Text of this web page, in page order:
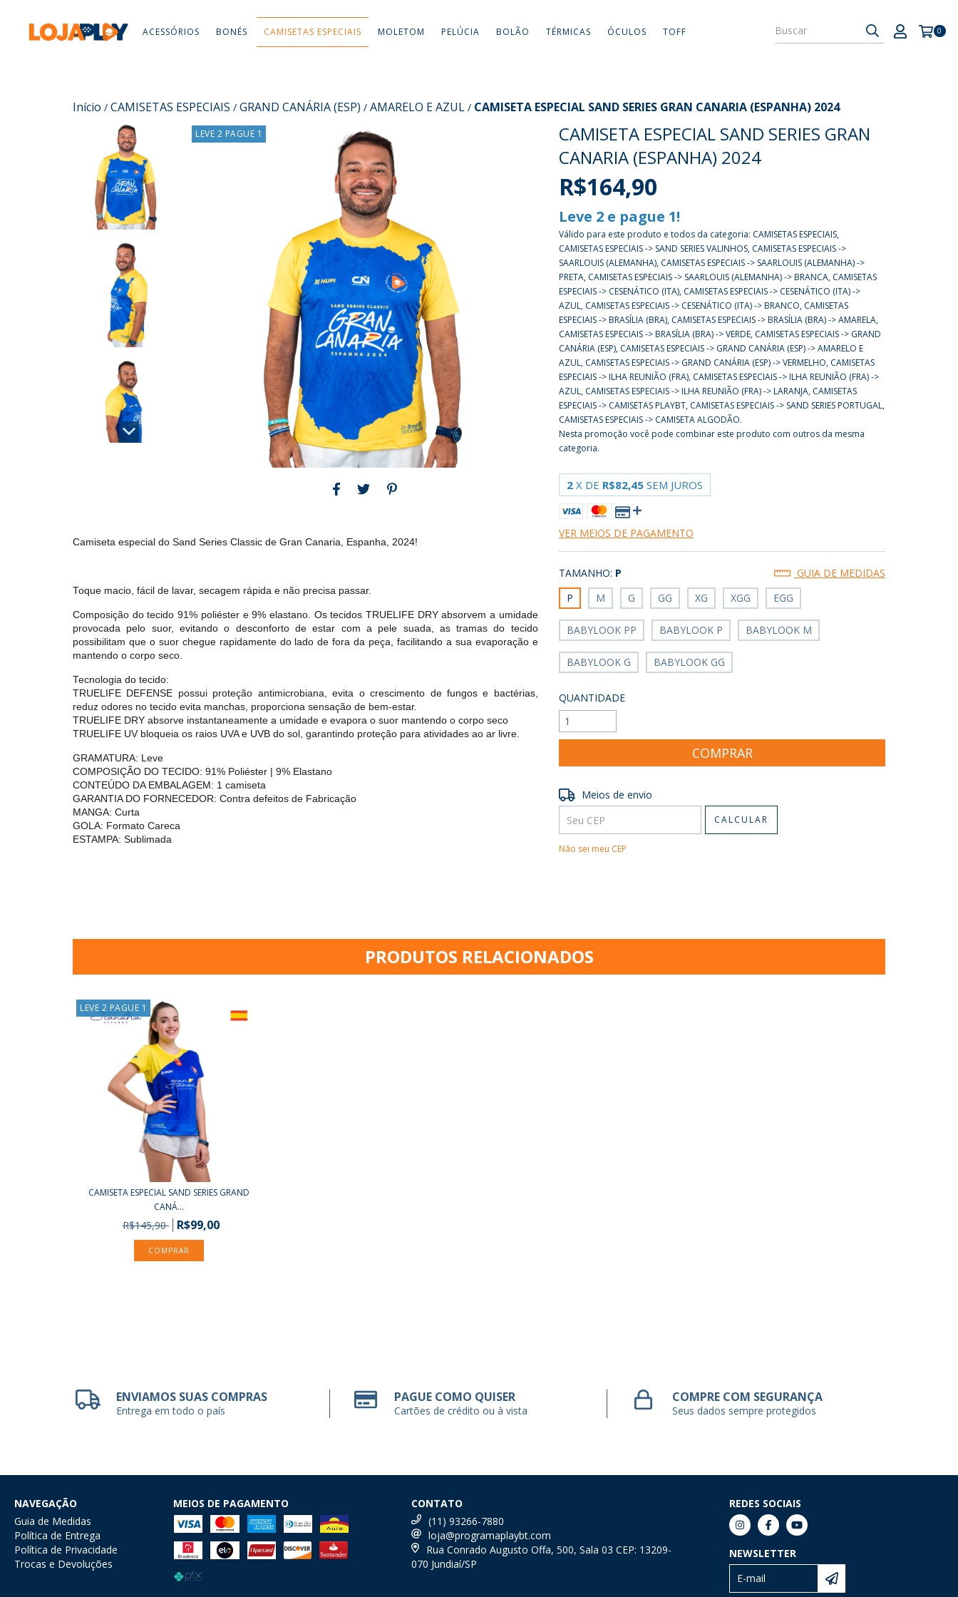
ACESSÓRIOS BONÉS CAMISETAS ESPECIAIS MOLETOM PELÚCIA BOLÃO TÉRMICAS ÓCULOS TOFF 0
Início / CAMISETAS ESPECIAIS / GRAND CANÁRIA (ESP) / AMARELO E AZUL / CAMISETA ESPECIAL SAND SERIES GRAN CANARIA (ESPANHA) 2024
LEVE 2 PAGUE 1
Camiseta especial do Sand Series Classic de Gran Canaria, Espanha, 2024!
Toque macio, fácil de lavar, secagem rápida e não precisa passar.
Composição do tecido 91% poliéster e 9% elastano. Os tecidos TRUELIFE DRY absorvem a umidade
provocada pelo suor, evitando o desconforto de estar com a pele suada, as tramas do tecido
possibilitam que o suor chegue rapidamente do lado de fora da peça, facilitando a sua evaporação e
mantendo o corpo seco.
Tecnologia do tecido:
TRUELIFE DEFENSE possui proteção antimicrobiana, evita o crescimento de fungos e bactérias,
reduz odores no tecido evita manchas, proporciona sensação de bem-estar.
TRUELIFE DRY absorve instantaneamente a umidade e evapora o suor mantendo o corpo seco
TRUELIFE UV bloqueia os raios UVA e UVB do sol, garantindo proteção para atividades ao ar livre.
GRAMATURA: Leve
COMPOSIÇÃO DO TECIDO: 91% Poliéster | 9% Elastano
CONTEÚDO DA EMBALAGEM: 1 camiseta
GARANTIA DO FORNECEDOR: Contra defeitos de Fabricação
MANGA: Curta
GOLA: Formato Careca
ESTAMPA: Sublimada
CAMISETA ESPECIAL SAND SERIES GRAN
CANARIA (ESPANHA) 2024
R$164,90
Leve 2 e pague 1!
Válido para este produto e todos da categoria: CAMISETAS ESPECIAIS,
CAMISETAS ESPECIAIS -> SAND SERIES VALINHOS, CAMISETAS ESPECIAIS ->
SAARLOUIS (ALEMANHA), CAMISETAS ESPECIAIS -> SAARLOUIS (ALEMANHA) ->
PRETA, CAMISETAS ESPECIAIS -> SAARLOUIS (ALEMANHA) -> BRANCA, CAMISETAS
ESPECIAIS -> CESENÁTICO (ITA), CAMISETAS ESPECIAIS -> CESENÁTICO (ITA) ->
AZUL, CAMISETAS ESPECIAIS -> CESENÁTICO (ITA) -> BRANCO, CAMISETAS
ESPECIAIS -> BRASÍLIA (BRA), CAMISETAS ESPECIAIS -> BRASÍLIA (BRA) -> AMARELA,
CAMISETAS ESPECIAIS -> BRASÍLIA (BRA) -> VERDE, CAMISETAS ESPECIAIS -> GRAND
CANÁRIA (ESP), CAMISETAS ESPECIAIS -> GRAND CANÁRIA (ESP) -> AMARELO E
AZUL, CAMISETAS ESPECIAIS -> GRAND CANÁRIA (ESP) -> VERMELHO, CAMISETAS
ESPECIAIS -> ILHA REUNIÃO (FRA), CAMISETAS ESPECIAIS -> ILHA REUNIÃO (FRA) ->
AZUL, CAMISETAS ESPECIAIS -> ILHA REUNIÃO (FRA) -> LARANJA, CAMISETAS
ESPECIAIS -> CAMISETAS PLAYBT, CAMISETAS ESPECIAIS -> SAND SERIES PORTUGAL,
CAMISETAS ESPECIAIS -> CAMISETA ALGODÃO.
Nesta promoção você pode combinar este produto com outros da mesma
categoria.
2 X DE R$82,45 SEM JUROS
VER MEIOS DE PAGAMENTO
TAMANHO: P
GUIA DE MEDIDAS
P
M G GG XG XGG EGG
BABYLOOK PP BABYLOOK P BABYLOOK M
BABYLOOK G BABYLOOK GG
QUANTIDADE
Entregas para o CEP:
Meios de envio
CALCULAR
Não sei meu CEP
PRODUTOS RELACIONADOS
LEVE 2 PAGUE 1
CAMISETA ESPECIAL SAND SERIES GRAND
CANÁ...
R$145,90 R$99,00
COMPRAR
ENVIAMOS SUAS COMPRAS
Entrega em todo o país
PAGUE COMO QUISER
Cartões de crédito ou à vista
COMPRE COM SEGURANÇA
Seus dados sempre protegidos
NAVEGAÇÃO
Guia de Medidas
Política de Entrega
Política de Privacidade
Trocas e Devoluções
MEIOS DE PAGAMENTO
CONTATO
(11) 93266-7880
loja@programaplaybt.com
Rua Conrado Augusto Offa, 500, Sala 03 CEP: 13209-
070 Jundiaí/SP
REDES SOCIAIS
NEWSLETTER